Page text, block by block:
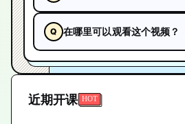
在哪里可以观看这个视频？
近期开课